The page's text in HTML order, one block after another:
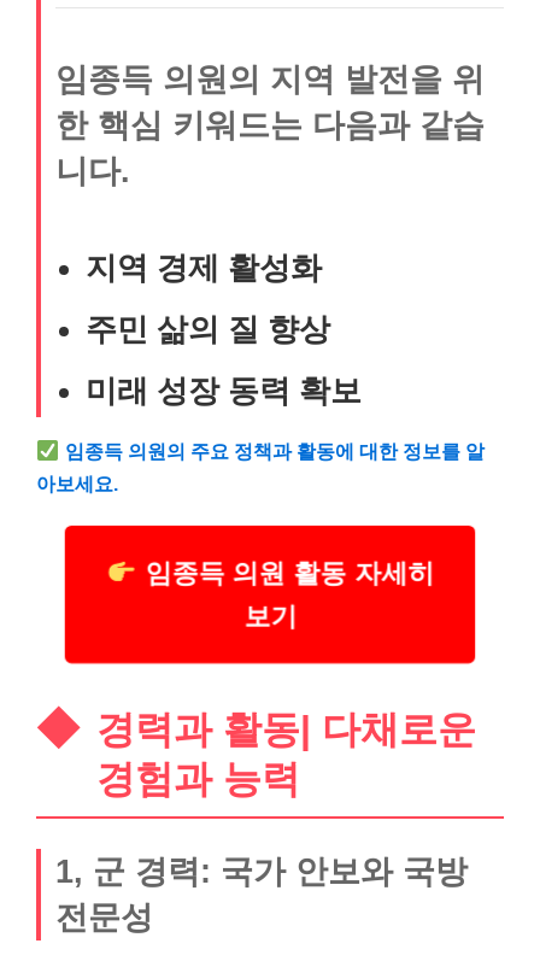
임종득 의원의 지역 발전을 위
한 핵심 키워드는 다음과 같습
니다.
지역 경제 활성화
주민 삶의 질 향상
미래 성장 동력 확보
임종득 의원의 주요 정책과 활동에 대한 정보를 알
아보세요.
임종득 의원 활동 자세히
보기
경력과 활동| 다채로운
경험과 능력
1, 군 경력: 국가 안보와 국방
전문성